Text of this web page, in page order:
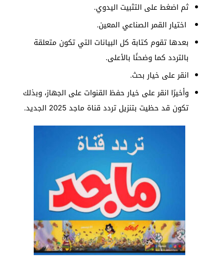
ثم اضغط على التثبيت اليدوي.
اختيار القمر الصناعي المعين.
بعدها تقوم كتابة كل البيانات التي تكون متعلقة
بالتردد كما وضحنًا بالأعلى.
انقر على خيار بحث.
وأخيرًا انقر على خيار حفظ القنوات على الجهاز، وبذلك
تكون قد حظيت بتنزيل تردد قناة ماجد 2025 الجديد.